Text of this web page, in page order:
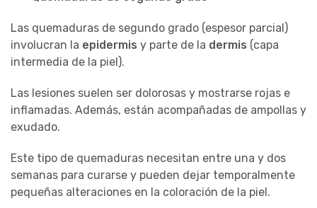
Las quemaduras de segundo grado (espesor parcial)
involucran la epidermis y parte de la dermis (capa
intermedia de la piel).
Las lesiones suelen ser dolorosas y mostrarse rojas e
inflamadas. Además, están acompañadas de ampollas y
exudado.
Este tipo de quemaduras necesitan entre una y dos
semanas para curarse y pueden dejar temporalmente
pequeñas alteraciones en la coloración de la piel.